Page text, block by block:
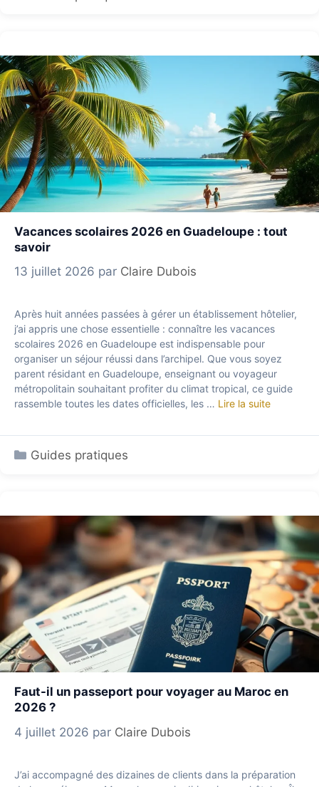
Vacances scolaires 2026 en Guadeloupe : tout
savoir
13 juillet 2026 par Claire Dubois
Après huit années passées à gérer un établissement hôtelier,
j’ai appris une chose essentielle : connaître les vacances
scolaires 2026 en Guadeloupe est indispensable pour
organiser un séjour réussi dans l’archipel. Que vous soyez
parent résidant en Guadeloupe, enseignant ou voyageur
métropolitain souhaitant profiter du climat tropical, ce guide
rassemble toutes les dates officielles, les … Lire la suite
Catégories
Guides pratiques
Faut-il un passeport pour voyager au Maroc en
2026 ?
4 juillet 2026 par Claire Dubois
J’ai accompagné des dizaines de clients dans la préparation